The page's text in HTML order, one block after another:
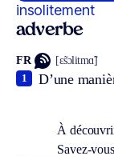
insolitement
adverbe
FR [ɛ̃sɔlitmɑ̃]
D’une
1
À
Savez-